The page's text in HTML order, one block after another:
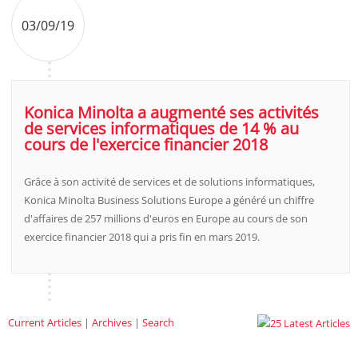
03/09/19
Konica Minolta a augmenté ses activités
de services informatiques de 14 % au
cours de l'exercice financier 2018
Grâce à son activité de services et de solutions informatiques,
Konica Minolta Business Solutions Europe a généré un chiffre
d'affaires de 257 millions d'euros en Europe au cours de son
exercice financier 2018 qui a pris fin en mars 2019.
Current Articles | Archives | Search